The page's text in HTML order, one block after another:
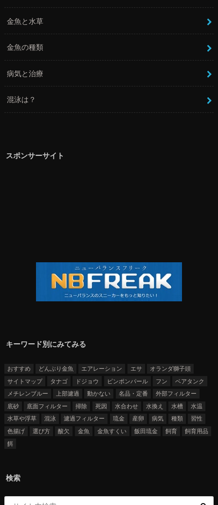
金魚と水草
金魚の種類
病気と治療
混泳は？
スポンサーサイト
キーワード別にみてみる
おすすめ どんぶり金魚 エアレーション エサ
オランダ獅子頭
サイトマップ
タナゴ ドジョウ ピンポンパール フン
ベアタンク
メチレンブルー
上部濾過 動かない 名品・定番
外部フィルター
底砂
底面フィルター 掃除 死因 水合わせ 水換え 水槽
水温
水草や浮草
混泳 濾過フィルター 琉金 産卵 病気 種類
習性
色揚げ
選び方 酸欠 金魚 金魚すくい 飯田琉金 飼育
飼育用品
餌
検索